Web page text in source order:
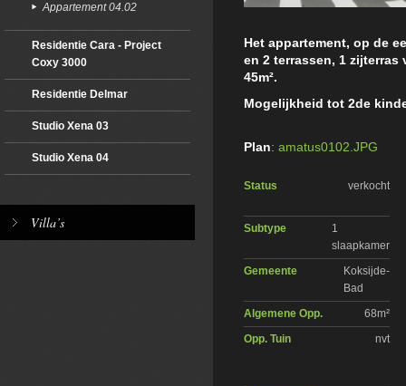
Appartement 04.02
Residentie Cara - Project
Coxy 3000
Residentie Delmar
Studio Xena 03
Studio Xena 04
Villa’s
Het appartement, op de
en 2 terrassen, 1 zijterras
45m².
Mogelijkheid tot 2de
Plan: amatus0102.JPG
Status verkocht
Subtype
1
slaapkamer
Gemeente
Koksijde-
Bad
Algemene Opp.
68m²
Opp. Tuin
nvt